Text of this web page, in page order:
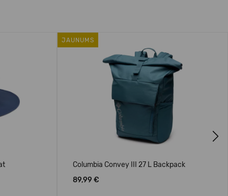
JAUNUMS
Columbia Convey III 27 L Backpack
89,99 €